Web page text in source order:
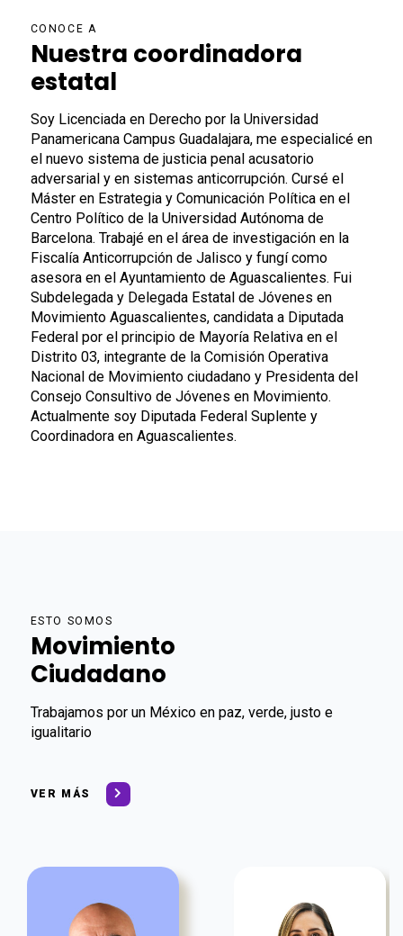
CONOCE A
Nuestra coordinadora
estatal
Soy Licenciada en Derecho por la Universidad
Panamericana Campus Guadalajara, me especialicé en
el nuevo sistema de justicia penal acusatorio
adversarial y en sistemas anticorrupción. Cursé el
Máster en Estrategia y Comunicación Política en el
Centro Político de la Universidad Autónoma de
Barcelona. Trabajé en el área de investigación en la
Fiscalía Anticorrupción de Jalisco y fungí como
asesora en el Ayuntamiento de Aguascalientes. Fui
Subdelegada y Delegada Estatal de Jóvenes en
Movimiento Aguascalientes, candidata a Diputada
Federal por el principio de Mayoría Relativa en el
Distrito 03, integrante de la Comisión Operativa
Nacional de Movimiento ciudadano y Presidenta del
Consejo Consultivo de Jóvenes en Movimiento.
Actualmente soy Diputada Federal Suplente y
Coordinadora en Aguascalientes.
ESTO SOMOS
Movimiento
Ciudadano
Trabajamos por un México en paz, verde, justo e
igualitario
VER MÁS